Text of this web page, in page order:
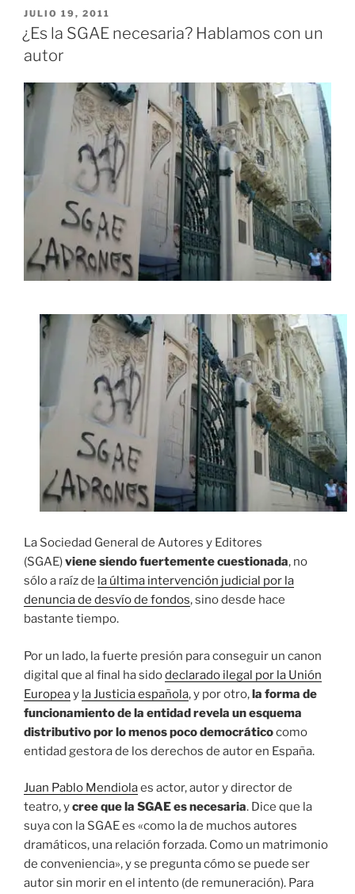
PUBLICADO
EL
JULIO 19, 2011
¿Es la SGAE necesaria? Hablamos con un
autor
La Sociedad General de Autores y Editores
(SGAE)viene siendo fuertemente cuestionada, no
sólo a raíz de la última intervención judicial por la
denuncia de desvío de fondos, sino desde hace
bastante tiempo.
Por un lado, la fuerte presión para conseguir un canon
digital que al final ha sidodeclarado ilegal por la Unión
Europeay la Justicia española, y por otro,la forma de
funcionamiento de la entidad revela un esquema
distributivo por lo menos poco democráticocomo
entidad gestora de los derechos de autor en España.
Juan Pablo Mendiolaes actor, autor y director de
teatro, ycree que la SGAE es necesaria. Dice que la
suya con la SGAE es «como la de muchos autores
dramáticos, una relación forzada. Como un matrimonio
de conveniencia», y se pregunta cómo se puede ser
autor sin morir en el intento (de remuneración). Para